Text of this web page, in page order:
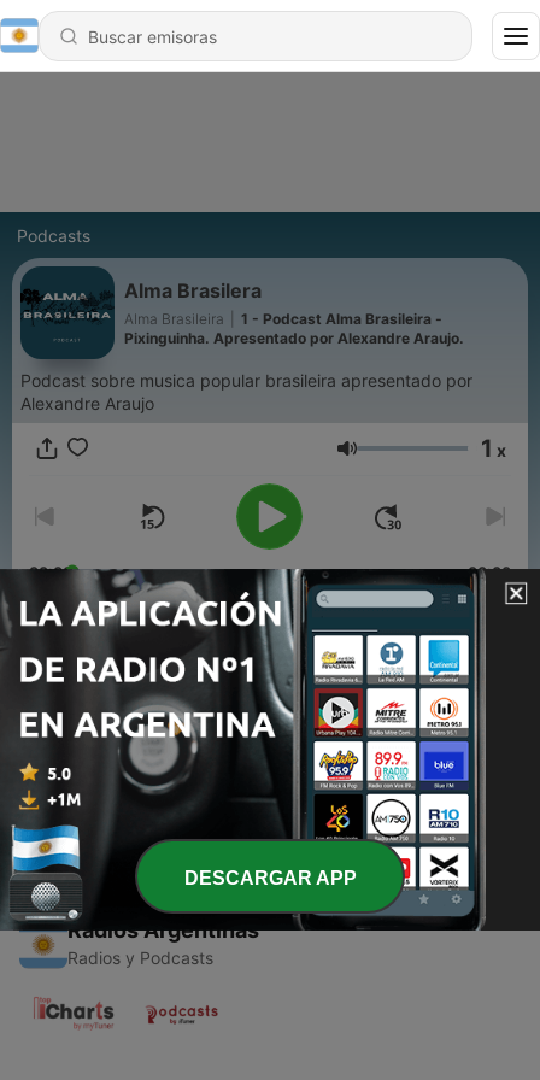
Podcasts
Alma Brasilera
Alma Brasileira
1 - Podcast Alma Brasileira -
Pixinguinha. Apresentado por Alexandre Araujo.
Podcast sobre musica popular brasileira apresentado por
Alexandre Araujo
Volumen 1 x
00:00 00:00
Episodios
1 - Podcast Alma Brasileira - Pixinguinha. Apresentado
por Alexandre Araujo.
22 abr. 2021
Radios Argentinas
Radios y Podcasts
DESCARGAR APP